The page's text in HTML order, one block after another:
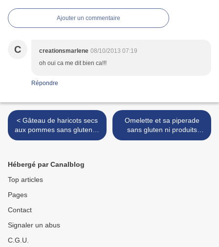
Ajouter un commentaire
C creationsmarlene 08/10/2013 07:19
oh oui ca me dit bien ca!!!
Répondre
< Gâteau de haricots secs
aux pommes sans gluten ni
produtis laitiers
Omelette et sa piperade
sans gluten ni produits
laitiers >
Hébergé par Canalblog
Top articles
Pages
Contact
Signaler un abus
C.G.U.